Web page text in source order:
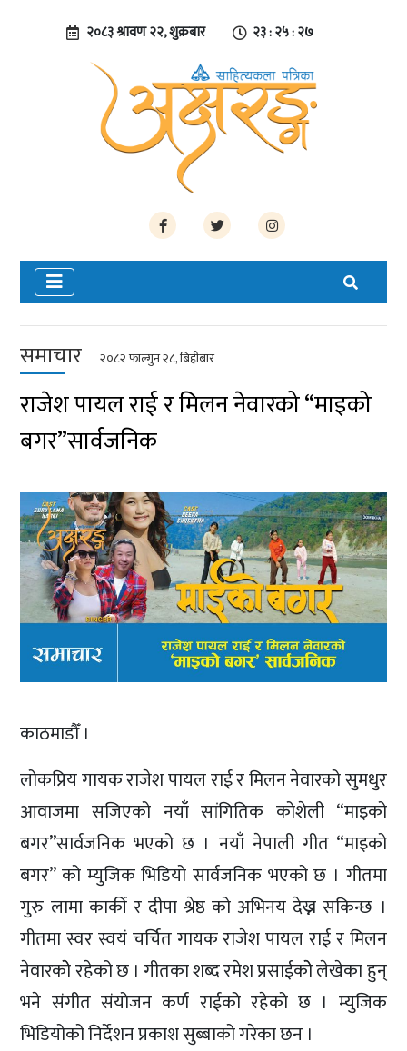
२०८३ श्रावण २२, शुक्रबार २३ : २५ : २७
समाचार २०८२ फाल्गुन २८, बिहीबार
राजेश पायल राई र मिलन नेवारको “माइको
बगर”सार्वजनिक
काठमाडौँ ।
लोकप्रिय गायक राजेश पायल राई र मिलन नेवारको सुमधुर
आवाजमा सजिएको नयाँ सांगितिक कोशेली “माइको
बगर”सार्वजनिक भएको छ । नयाँ नेपाली गीत “माइको
बगर” को म्युजिक भिडियो सार्वजनिक भएको छ । गीतमा
गुरु लामा कार्की र दीपा श्रेष्ठ को अभिनय देख्न सकिन्छ ।
गीतमा स्वर स्वयं चर्चित गायक राजेश पायल राई र मिलन
नेवारकोे रहेको छ । गीतका शब्द रमेश प्रसाईकोे लेखेका हुन्
भने संगीत संयोजन कर्ण राईको रहेको छ । म्युजिक
भिडियोको निर्देशन प्रकाश सुब्बाको गरेका छन ।